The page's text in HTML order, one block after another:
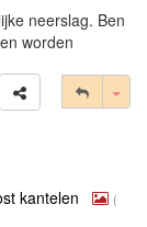
neerslag. Ben
worden
kantelen
(